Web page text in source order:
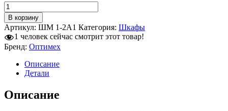
Количество
товара
Шкаф
металлический
ШМ
1-
В корзину
Артикул: ШМ 1-2А1 Категория: Шкафы
1 человек сейчас смотрит этот товар!
Бренд: Оптимех
Описание
Детали
Описание